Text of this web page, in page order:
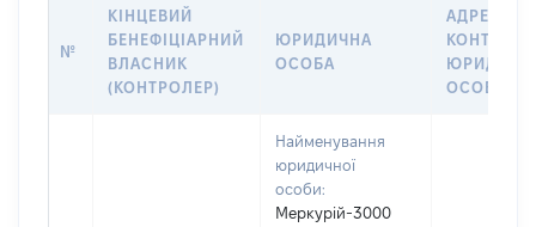
№
КІНЦЕВИЙ
БЕНЕФІЦІАРНИЙ
ВЛАСНИК
(КОНТРОЛЕР)
ЮРИДИЧНА
ОСОБА
АДРЕСА ТА
КОНТАКТИ
ОСОБИ
Найменування
юридичної
особи:
Меркурій-3000